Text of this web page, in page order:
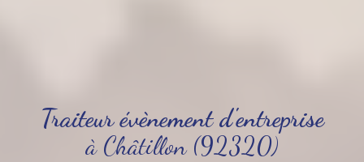
Traiteur évènement d'entreprise
à Châtillon (92320)